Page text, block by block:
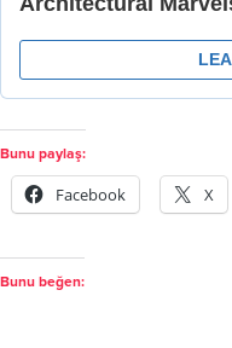
Bunu paylaş:
Facebook X
Bunu beğen: